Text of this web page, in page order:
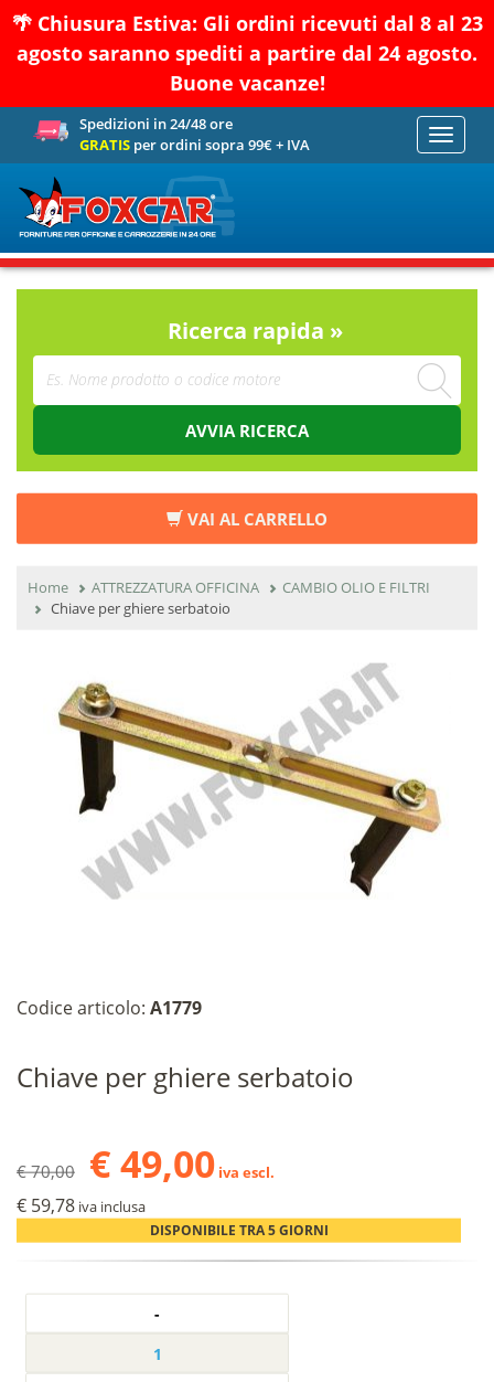
🌴 Chiusura Estiva: Gli ordini ricevuti dal 8 al 23
agosto saranno spediti a partire dal 24 agosto.
Buone vacanze!
Spedizioni in 24/48 ore
GRATIS per ordini sopra 99€ + IVA
Toggle
Ricerca rapida »
AVVIA RICERCA
VAI AL CARRELLO
Home ATTREZZATURA OFFICINA
CAMBIO OLIO E FILTRI
Chiave per ghiere serbatoio
Codice articolo: A1779
Chiave per ghiere serbatoio
€ 70,00 € 49,00 iva escl.
€ 59,78 iva inclusa
DISPONIBILE TRA 5 GIORNI